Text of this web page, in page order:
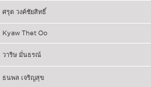
ศรุต วงค์ชัยสิทธิ์
Kyaw Thet Oo
วาริษ มั่นธรณ์
ธนพล เจริญสุข